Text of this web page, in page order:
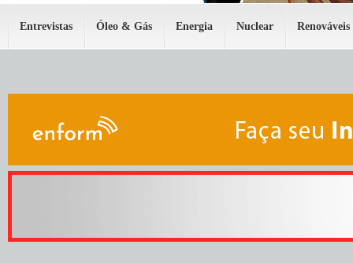
Entrevistas Óleo & Gás Energia Nuclear Renováveis